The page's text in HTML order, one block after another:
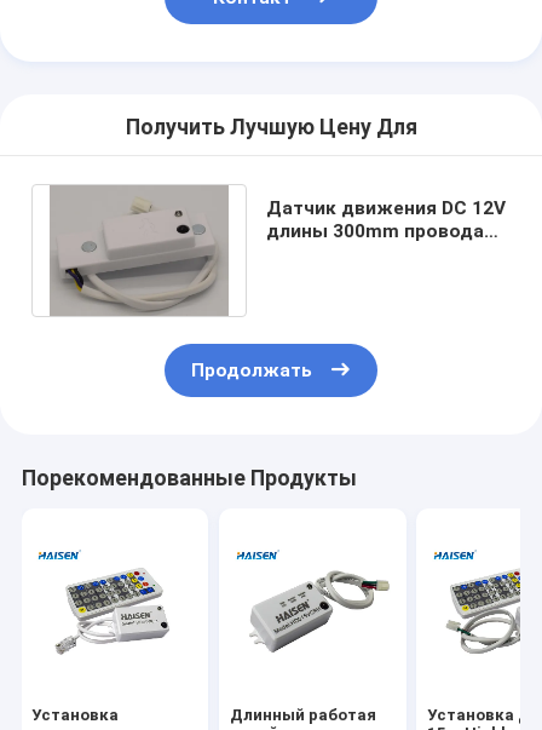
Получить Лучшую Цену Для
Датчик движения DC 12V
длины 300mm провода
Продолжать
Порекомендованные Продукты
Установка
Длинный работая
Установка